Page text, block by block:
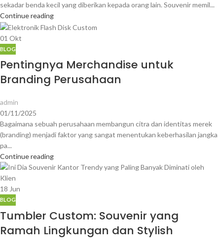
sekadar benda kecil yang diberikan kepada orang lain. Souvenir memil...
Continue reading
01 Okt
BLOG
Pentingnya Merchandise untuk
Branding Perusahaan
admin
01/11/2025
Bagaimana sebuah perusahaan membangun citra dan identitas merek
(branding) menjadi faktor yang sangat menentukan keberhasilan jangka
pa...
Continue reading
18 Jun
BLOG
Tumbler Custom: Souvenir yang
Ramah Lingkungan dan Stylish